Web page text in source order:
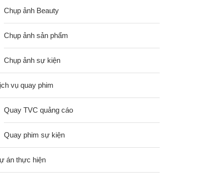
Chụp ảnh Beauty
Chụp ảnh sản phẩm
Chụp ảnh sự kiện
vụ quay phim
Quay TVC quảng cáo
Quay phim sự kiện
án thực hiện